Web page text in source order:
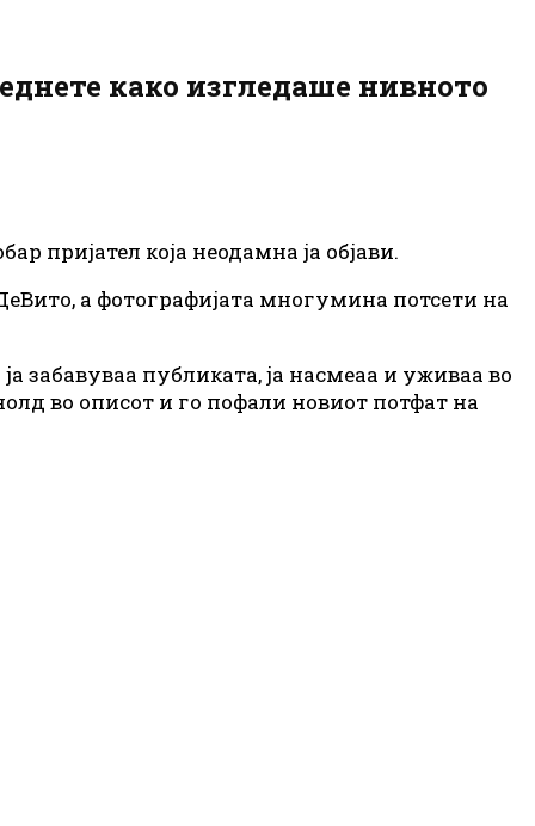
како изгледаше нивното
пријател која неодамна ја објави.
а фотографијата многумина потсети на
забавуваа публиката, ја насмеаа и уживаа во
во описот и го пофали новиот потфат на